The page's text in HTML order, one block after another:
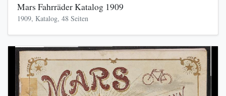
Mars Fahrräder Katalog 1909
1909, Katalog, 48 Seiten